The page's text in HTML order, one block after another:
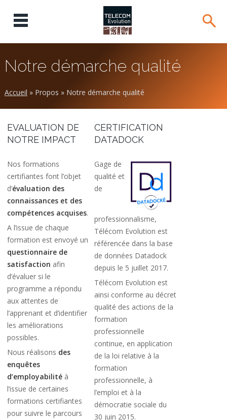
Notre démarche qualité
Accueil » Propos » Notre démarche qualité
EVALUATION DE
NOTRE IMPACT
Nos formations
certifiantes font l’objet
d’évaluation des
connaissances et des
compétences acquises.
A l’issue de chaque
formation est envoyé un
questionnaire de
satisfaction afin
d’évaluer si le
programme a répondu
aux attentes de
l’apprenant et d’identifier
les améliorations
possibles.
Nous réalisons des
enquêtes
d’employabilitéà
l’issue de certaines
formations certifiantes
pour suivre le parcours
CERTIFICATION
DATADOCK
Gage de
qualité et
de
professionnalisme,
Télécom Evolution est
référencée dans la base
de données Datadock
depuis le 5 juillet 2017.
Télécom Evolution est
ainsi conforme au décret
qualité des actions de la
formation
professionnelle
continue, en application
de la loi relative à la
formation
professionnelle, à
l’emploi et à la
démocratie sociale du
30 juin 2015.